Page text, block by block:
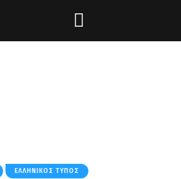
ΕΛΛΗΝΙΚΌΣ ΤΎΠΟΣ